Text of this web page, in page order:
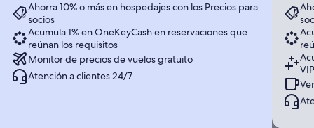
Ahorra 10% o más en hospedajes con los Precios para
socios
Acumula 1% en OneKeyCash en reservaciones que
reúnan los requisitos
Monitor de precios de vuelos gratuito
Atención a clientes 24/7